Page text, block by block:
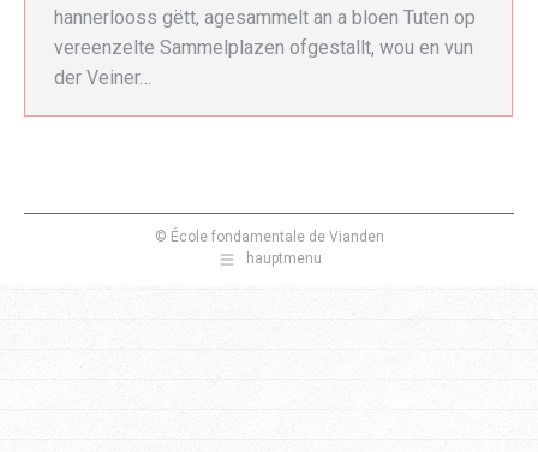
hannerlooss gëtt, agesammelt an a bloen Tuten op
vereenzelte Sammelplazen ofgestallt, wou en vun
der Veiner…
© École fondamentale de Vianden
hauptmenu